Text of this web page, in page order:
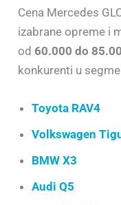
Cena Mercedes
izabrane opreme i
od 60.000 do
konkurenti u
Toyota RAV4
Volkswagen
BMW X3
Audi Q5